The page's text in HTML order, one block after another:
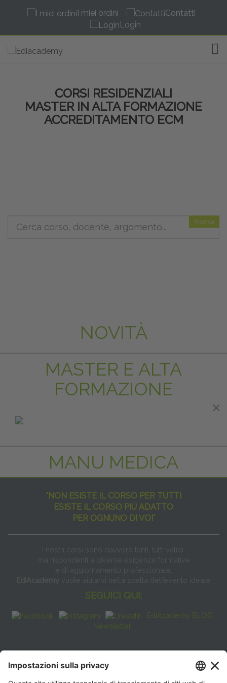
I miei ordini
Contatti
Login
CORSI RESIDENZIALI
MASTER IN ALTA FORMAZIONE
ACCREDITAMENTO ECM
Ricerca
NOVITÀ
MASTER E ALTA
FORMAZIONE
MANU MEDICA
"NON ESISTE IL CORSO PER TUTTI
ESISTE IL CORSO PIÙ ADATTO
PER OGNUNO DI VOI"
I nostri corsi sono davvero tanti, tutti validi
ma rispondenti a diverse esigenze formative
e di aggiornamento professionale.
EdiAcademy vuole aiutarvi nella scelta dell’evento ideale
SEGUICI QUI:
EdiAcademy BLOG
Newsletter
FAQ
×